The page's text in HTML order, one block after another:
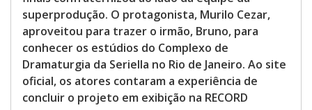
superprodução. O protagonista, Murilo Cezar,
aproveitou para trazer o irmão, Bruno, para
conhecer os estúdios do Complexo de
Dramaturgia da Seriella no Rio de Janeiro. Ao site
oficial, os atores contaram a experiência de
concluir o projeto em exibição na RECORD